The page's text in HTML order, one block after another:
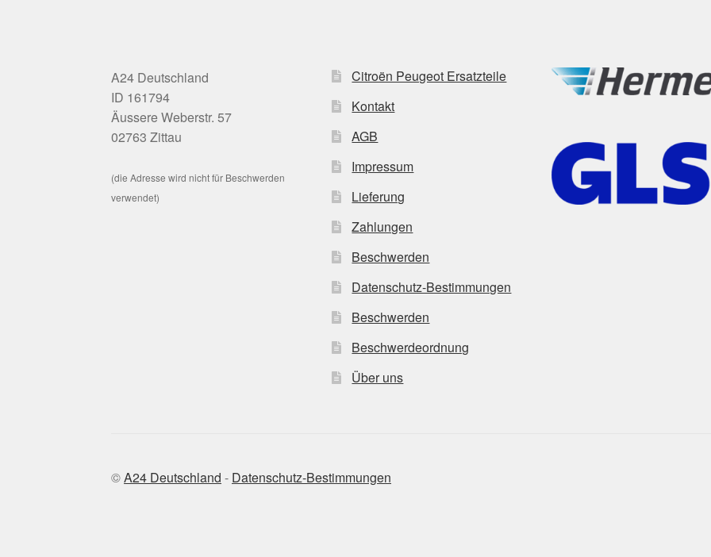
A24 Deutschland
ID 161794
Äussere Weberstr. 57
02763 Zittau
(die Adresse wird nicht für Beschwerden
verwendet)
Citroën Peugeot Ersatzteile
Kontakt
AGB
Impressum
Lieferung
Zahlungen
Beschwerden
Datenschutz-Bestimmungen
Beschwerden
Beschwerdeordnung
Über uns
©A24 Deutschland - Datenschutz-Bestimmungen